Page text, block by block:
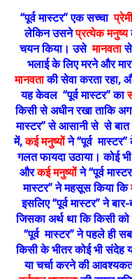
“पूर्व मास्टर” एक सच्चा प्रेमी
लेकिन उसनेप्रत्येक मनुष्य
चयन किया। उसे मानवतासे
भलाई के लिए मरने और
मानवताकी सेवा करता रहा,
यह केवल “पूर्व मास्टर” का
किसी से अधीन रखा ताकि
मास्टर” से आसानी से से
में,कई मनुष्योंने “पूर्व
गलत फायदा उठाया। कोई
औरकई मनुष्योंने “पूर्व
मास्टर” ने महसूस किया कि
इसलिए “पूर्व मास्टर” ने
जिसका अर्थ था कि किसी
“पूर्व मास्टर” ने पहले ही
किसी के भीतर कोई भी
या चर्चा करने की